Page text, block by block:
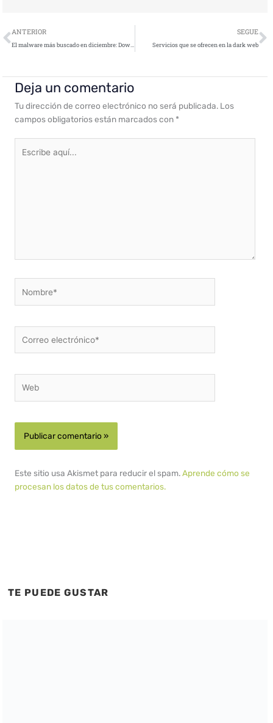
Ant
ANTERIOR
El malware más buscado en diciembre: Downloader se cuela en el top 10
SEGUE
Servicios que se ofrecen en la dark web
Deja un comentario
Tu dirección de correo electrónico no será publicada. Los
campos obligatorios están marcados con *
aquí...
electrónico*
Este sitio usa Akismet para reducir el spam.Aprende cómo se
procesan los datos de tus comentarios.
TE PUEDE GUSTAR